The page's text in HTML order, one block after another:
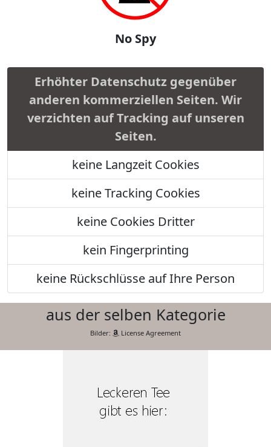
No Spy
Erhöhter Datenschutz gegenüber
anderen kommerziellen Seiten. Wir
verzichten auf Tracking auf unseren
Seiten.
keine Langzeit Cookies
keine Tracking Cookies
keine Cookies Dritter
kein Fingerprinting
keine Rückschlüsse auf Ihre Person
aus der selben Kategorie
Bilder: License Agreement